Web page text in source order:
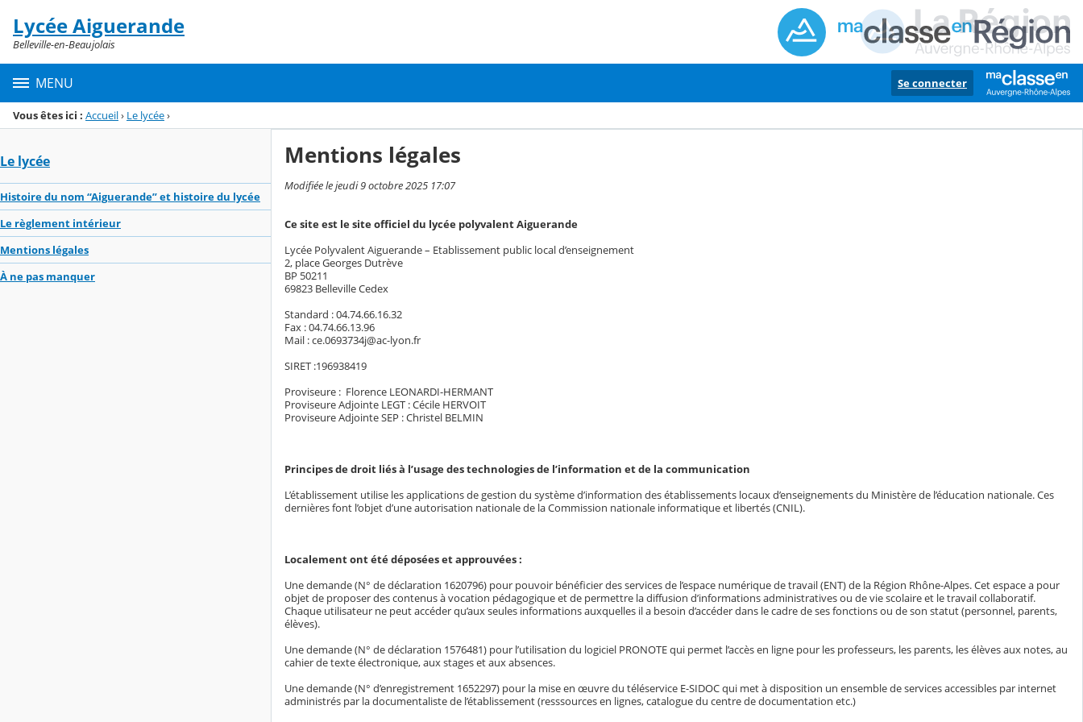
Menu de la rubrique
Contenu
Lycée Aiguerande
Belleville-en-Beaujolais
MENU Se connecter
Vous êtes ici : Accueil› Le lycée›
Le lycée
Histoire du nom “Aiguerande” et histoire du lycée
Le règlement intérieur
Mentions légales
À ne pas manquer
Mentions légales
Modifiée le jeudi 9 octobre 2025 17:07
Ce site est le site officiel du lycée polyvalent Aiguerande
Lycée Polyvalent Aiguerande – Etablissement public local d’enseignement
2, place Georges Dutrève
BP 50211
69823 Belleville Cedex
Standard : 04.74.66.16.32
Fax : 04.74.66.13.96
Mail : ce.0693734j@ac-lyon.fr
SIRET :196938419
Proviseure : Florence LEONARDI-HERMANT
Proviseure Adjointe LEGT : Cécile HERVOIT
Proviseure Adjointe SEP : Christel BELMIN
Principes de droit liés à l’usage des technologies de l’information et de la communication
L’établissement utilise les applications de gestion du système d’information des établissements locaux d’enseignements du Ministère de l’éducation nationale. Ces
dernières font l’objet d’une autorisation nationale de la Commission nationale informatique et libertés (CNIL).
Localement ont été déposées et approuvées :
Une demande (N° de déclaration 1620796) pour pouvoir bénéficier des services de l’espace numérique de travail (ENT) de la Région Rhône-Alpes. Cet espace a pour
objet de proposer des contenus à vocation pédagogique et de permettre la diffusion d’informations administratives ou de vie scolaire et le travail collaboratif.
Chaque utilisateur ne peut accéder qu’aux seules informations auxquelles il a besoin d’accéder dans le cadre de ses fonctions ou de son statut (personnel, parents,
élèves).
Une demande (N° de déclaration 1576481) pour l’utilisation du logiciel PRONOTE qui permet l’accès en ligne pour les professeurs, les parents, les élèves aux notes, au
cahier de texte électronique, aux stages et aux absences.
Une demande (N° d’enregistrement 1652297) pour la mise en œuvre du téléservice E-SIDOC qui met à disposition un ensemble de services accessibles par internet
administrés par la documentaliste de l’établissement (resssources en lignes, catalogue du centre de documentation etc.)